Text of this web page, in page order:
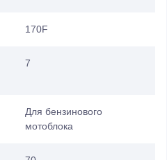
170F
7
Для бензинового
мотоблока